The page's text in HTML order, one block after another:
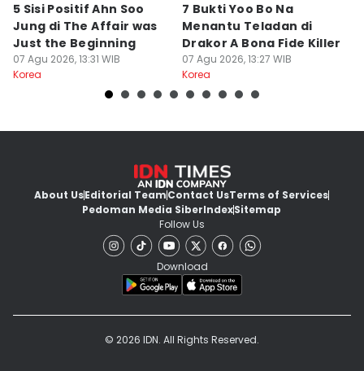
5 Sisi Positif Ahn Soo
Jung di The Affair was
Just the Beginning
07 Agu 2026, 13:31 WIB
Korea
7 Bukti Yoo Bo Na
Menantu Teladan di
Drakor A Bona Fide Killer
07 Agu 2026, 13:27 WIB
Korea
About UsEditorial TeamContact UsTerms of Services
Pedoman Media SiberIndexSitemap
Follow Us
Download
© 2026 IDN. All Rights Reserved.